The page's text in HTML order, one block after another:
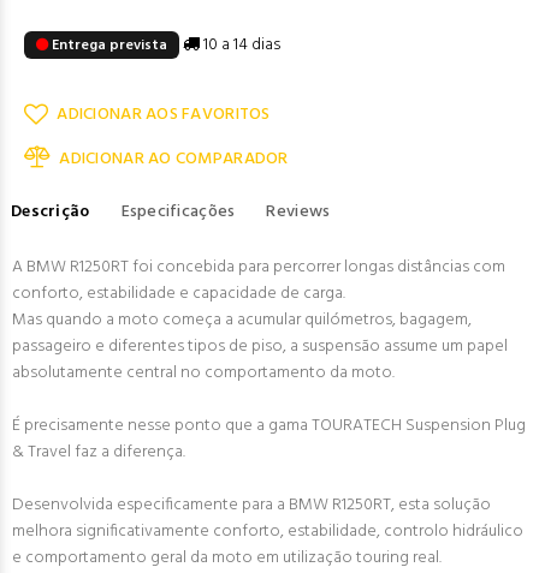
Entrega prevista 10 a 14 dias
ADICIONAR AOS FAVORITOS
ADICIONAR AO COMPARADOR
Descrição
Especificações
Reviews
A BMW R1250RT foi concebida para percorrer longas distâncias com
conforto, estabilidade e capacidade de carga.
Mas quando a moto começa a acumular quilómetros, bagagem,
passageiro e diferentes tipos de piso, a suspensão assume um papel
absolutamente central no comportamento da moto.
É precisamente nesse ponto que a gama TOURATECH Suspension Plug
& Travel faz a diferença.
Desenvolvida especificamente para a BMW R1250RT, esta solução
melhora significativamente conforto, estabilidade, controlo hidráulico
e comportamento geral da moto em utilização touring real.